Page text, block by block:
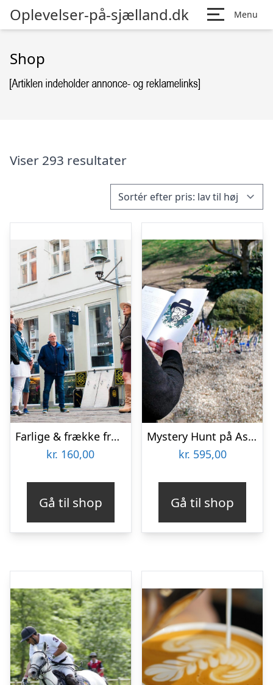
Oplevelser-på-sjælland.dk Menu
Shop
Viser 293 resultater
Farlige & frække fruentimmere med Fruentimmerture
kr. 160,00
Gå til shop
Mystery Hunt på Assistens Kirkegård
kr. 595,00
Gå til shop